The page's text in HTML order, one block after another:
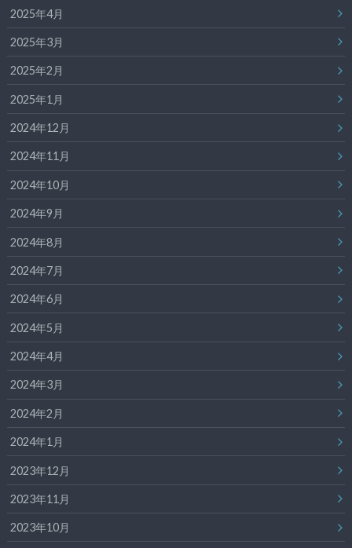
2025年4月
2025年3月
2025年2月
2025年1月
2024年12月
2024年11月
2024年10月
2024年9月
2024年8月
2024年7月
2024年6月
2024年5月
2024年4月
2024年3月
2024年2月
2024年1月
2023年12月
2023年11月
2023年10月